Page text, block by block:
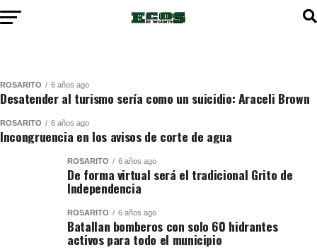
ROSARITO 6 años ago
Desatender al turismo sería como un suicidio: Araceli Brown
ROSARITO 6 años ago
Incongruencia en los avisos de corte de agua
ROSARITO 6 años ago
De forma virtual será el tradicional Grito de
Independencia
ROSARITO 6 años ago
Batallan bomberos con solo 60 hidrantes
activos para todo el municipio